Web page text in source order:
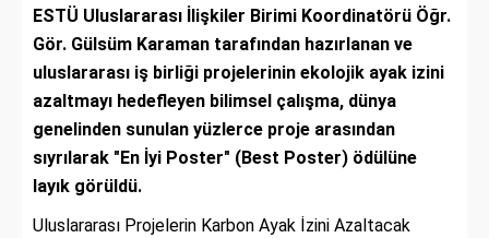
ESTÜ Uluslararası İlişkiler Birimi Koordinatörü Öğr.
Gör. Gülsüm Karaman tarafından hazırlanan ve
uluslararası iş birliği projelerinin ekolojik ayak izini
azaltmayı hedefleyen bilimsel çalışma, dünya
genelinden sunulan yüzlerce proje arasından
sıyrılarak "En İyi Poster" (Best Poster) ödülüne
layık görüldü.
Uluslararası Projelerin Karbon Ayak İzini Azaltacak